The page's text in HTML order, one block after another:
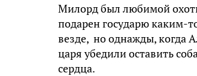
Милорд был любимой
подарен государю каким-
везде, но однажды, когда
царя убедили оставить
сердца.